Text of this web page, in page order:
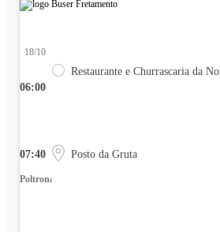
06:00
18/10
Restaurante e Churrascaria da
07:40 Posto da Gruta
Poltrona